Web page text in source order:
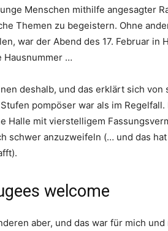
Menschen mithilfe angesagter
Themen zu begeistern. Ohne
war der Abend des 17. Februar
Hausnummer …
deshalb, und das erklärt sich
pompöser war als im
Halle mit vierstelligem
schwer anzuzweifeln (… und das hat
welcome
aber, und das war für mich